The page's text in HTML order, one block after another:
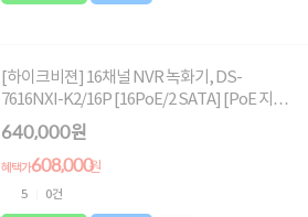
[하이크비젼] 16채널 NVR 녹화기, DS-
7616NXI-K2/16P [16PoE/2 SATA] [PoE 지
원] [2TB 하드포함]
640,000원
혜택가608,000원
5 0건